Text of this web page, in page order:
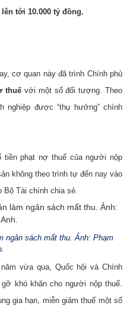
tới 10.000 tỷ đồng.
cơ quan này đã trình Chính phủ
thuế với một số đối tượng. Theo
nghiệp được “thụ hưởng” chính
tiền phạt nợ thuế của người nộp
không theo trình tự đến nay vào
Bộ Tài chính chia sẻ.
ngân sách mất thu. Ảnh: Phạm
vừa qua, Quốc hội và Chính
khó khăn cho người nộp thuế.
gia hạn, miễn giảm thuế một số